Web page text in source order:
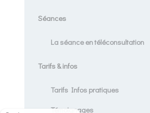
Séances
La séance en téléconsultation
Tarifs & infos
Tarifs Infos pratiques
Témoignages